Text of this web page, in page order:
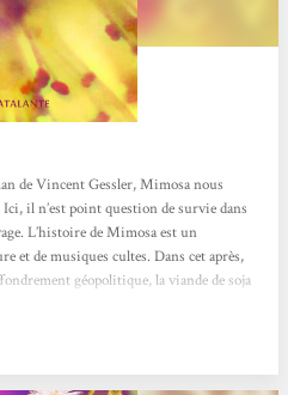
de Vincent Gessler, Mimosa nous
il n’est point question de survie dans
L’histoire de Mimosa est un
et de musiques cultes. Dans cet après,
géopolitique, la viande de soja
avant d’affronter des néo-nazis